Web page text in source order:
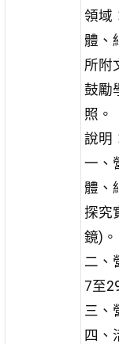
領域
體、
所附
鼓勵
照。
說明
一、
體、
探究
鏡)。
二、
7至
三、
四、